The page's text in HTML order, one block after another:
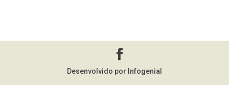
Desenvolvido por Infogenial